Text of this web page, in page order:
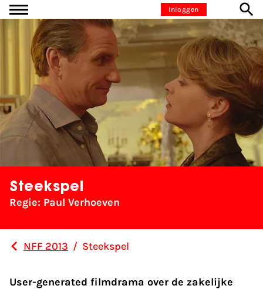
Ga naar inhoudInloggen
Steekspel
Regie: Paul Verhoeven
NFF 2013 / Steekspel
User-generated filmdrama over de zakelijke